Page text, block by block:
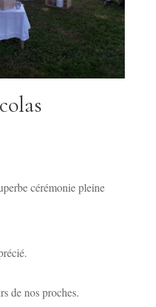
cérémonie pleine
de nos proches.